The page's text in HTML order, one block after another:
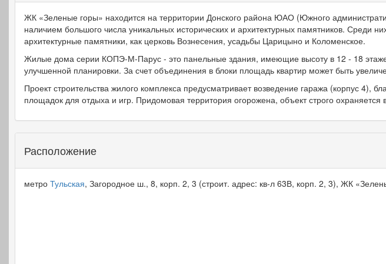
ЖК «Зеленые горы» находится на территории Донского района ЮАО (Южного
наличием большого числа уникальных исторических и архитектурных памятников. Среди
архитектурные памятники, как церковь Вознесения, усадьбы Царицыно и Коломенское.
Жилые дома серии КОПЭ-М-Парус - это панельные здания, имеющие высоту в 12 - 18
улучшенной планировки. За счет объединения в блоки площадь квартир может быть
Проект строительства жилого комплекса предусматривает возведение гаража (корпус 4),
площадок для отдыха и игр. Придомовая территория огорожена, объект строго охраняется
Расположение
метро Тульская, Загородное ш., 8, корп. 2, 3 (строит. адрес: кв-л 63В, корп. 2, 3), ЖК